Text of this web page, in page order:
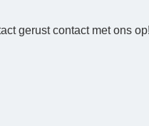
gerust contact met ons